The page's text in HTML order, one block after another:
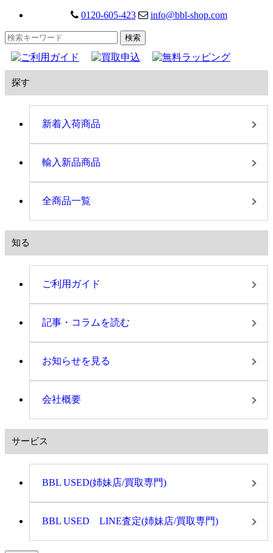
0120-605-423 info@bbl-shop.com
探す
新着入荷商品
輸入新品商品
全商品一覧
知る
ご利用ガイド
記事・コラムを読む
お知らせを見る
会社概要
サービス
BBL USED(姉妹店/買取専門)
BBL USED LINE査定(姉妹店/買取専門)